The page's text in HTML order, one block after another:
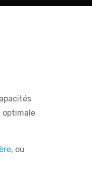
optimale
, ou